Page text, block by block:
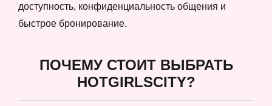
доступность, конфиденциальность общения и
быстрое бронирование.
ПОЧЕМУ СТОИТ ВЫБРАТЬ
HOTGIRLSCITY?